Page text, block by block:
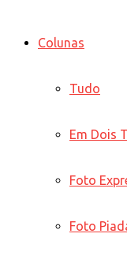
Colunas
Tudo
Em Dois
Foto
Foto